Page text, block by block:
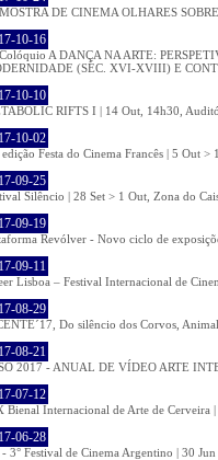
DE CINEMA OLHARES
10-16
A DANÇA NA ARTE:
(SÉC. XVI-XVIII) E
10-10
RIFTS I | 14 Out, 14h30,
10-02
edição Festa do Cinema Francês | 5 Out
09-25
Silêncio | 28 Set > 1 Out, Zona do
09-19
Revólver - Novo ciclo de
09-11
Lisboa – Festival Internacional de
08-29
Do silêncio dos Corvos,
08-21
2017 - ANUAL DE VÍDEO ARTE
07-12
Bienal Internacional de Arte de Cerveira
06-28
- 3° Festival de Cinema Argentino | 30